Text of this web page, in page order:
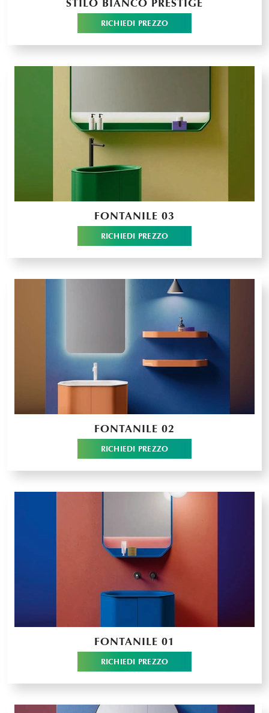
STILO BIANCO PRESTIGE
RICHIEDI PREZZO
FONTANILE 03
RICHIEDI PREZZO
FONTANILE 02
RICHIEDI PREZZO
FONTANILE 01
RICHIEDI PREZZO